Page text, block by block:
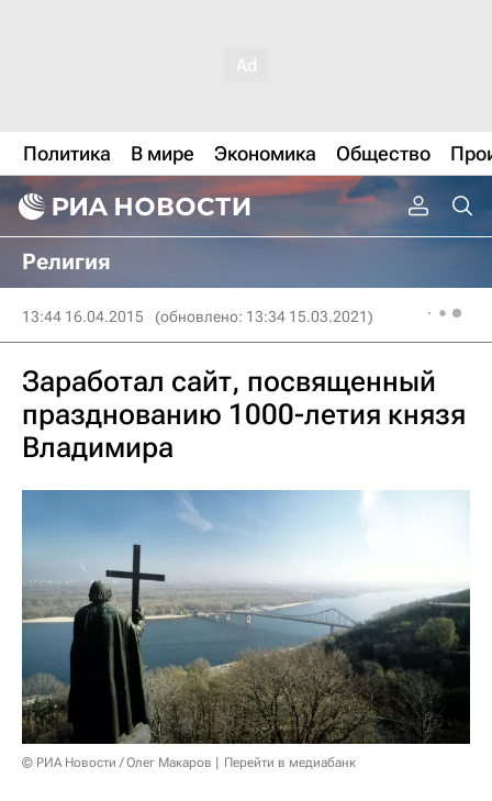
Политика В мире Экономика Общество
Религия
13:44 16.04.2015 (обновлено: 13:34 15.03.2021)
Заработал сайт, посвященный
празднованию 1000-летия князя
Владимира
© РИА Новости / Олег Макаров Перейти в медиабанк